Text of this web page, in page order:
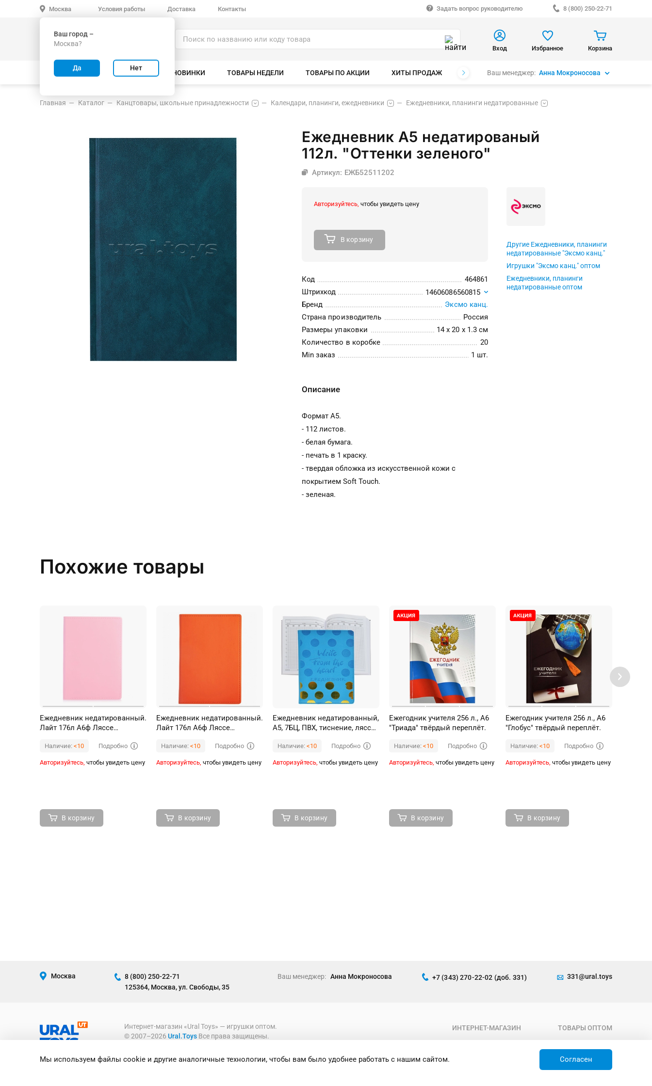
Москва
Ваш город –
Москва?
Да Нет
Условия работы Доставка Контакты Задать вопрос руководителю 8 (800) 250-22-71
Вход Избранное Корзина
ВСЕ ТОВАРЫ ВЕЛОСИПЕДЫ НОВИНКИ ТОВАРЫ НЕДЕЛИ ТОВАРЫ ПО АКЦИИ ХИТЫ ПРОДАЖ БРЕНДЫВаш менеджер: Анна Мокроносова
Главная Каталог Канцтовары, школьные принадлежности Календари, планинги, ежедневники Ежедневники, планинги недатированные
Ежедневник А5 недатированый
112л. "Оттенки зеленого"
Артикул: ЕЖБ52511202
Авторизуйтесь, чтобы увидеть цену
В корзину
Код
464861
Штрихкод
14606086560815
Бренд
Эксмо канц.
Страна производитель
Россия
Размеры упаковки
14 x 20 x 1.3 см
Количество в коробке
20
Min заказ
1 шт.
Описание
Формат А5.
- 112 листов.
- белая бумага.
- печать в 1 краску.
- твердая обложка из искусственной кожи с
покрытием Soft Touch.
- зеленая.
Другие Ежедневники, планинги
недатированные "Эксмо канц."
Игрушки "Эксмо канц." оптом
Ежедневники, планинги
недатированные оптом
Похожие товары
Ежедневник недатированный.
Лайт 176л А6ф Ляссе
Наличие: <10 Подробно
Авторизуйтесь, чтобы увидеть цену
В корзину
Ежедневник недатированный.
Лайт 176л А6ф Ляссе
Наличие: <10 Подробно
Авторизуйтесь, чтобы увидеть цену
В корзину
Ежедневник недатированный,
А5, 7БЦ, ПВХ, тиснение, ляссе,
круги"
Наличие: <10 Подробно
Авторизуйтесь, чтобы увидеть цену
В корзину
Ежегодник учителя 256 л., А6
"Триада" твёрдый переплёт.
Наличие: <10 Подробно
Авторизуйтесь, чтобы увидеть цену
В корзину
Ежегодник учителя 256 л., А6
"Глобус" твёрдый переплёт.
Наличие: <10 Подробно
Авторизуйтесь, чтобы увидеть цену
В корзину
Москва
8 (800) 250-22-71
125364, Москва, ул. Свободы, 35
Ваш менеджер: Анна Мокроносова +7 (343) 270-22-02 (доб. 331) 331@ural.toys
Интернет-магазин «Ural Toys» ― игрушки оптом.
© 2007–2026 Ural.Toys Все права защищены.
Предоставленная на сайте информация носит исключительно
ИНТЕРНЕТ-МАГАЗИН
ТОВАРЫ ОПТОМ
Новинки
Товары недели
Мы используем файлы cookie и другие аналогичные технологии, чтобы вам было удобнее работать с нашим сайтом. Согласен